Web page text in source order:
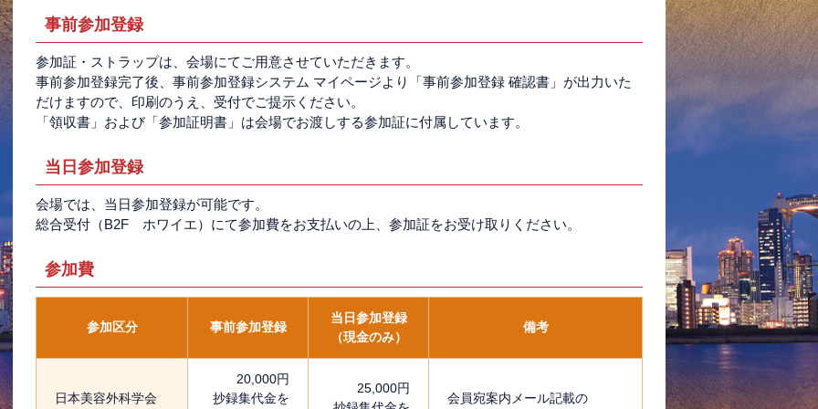
事前参加登録
参加証・ストラップは、会場にてご用意させていただきます。
事前参加登録完了後、事前参加登録システム マイページより「事前参加登録 確認書」が出力いた
だけますので、印刷のうえ、受付でご提示ください。
「領収書」および「参加証明書」は会場でお渡しする参加証に付属しています。
当日参加登録
会場では、当日参加登録が可能です。
総合受付（B2F ホワイエ）にて参加費をお支払いの上、参加証をお受け取りください。
参加費
参加区分 事前参加登録
当日参加登録
（現金のみ）
備考
日本美容外科学会
20,000円
抄録集代金を
25,000円
会員宛案内メール記載の